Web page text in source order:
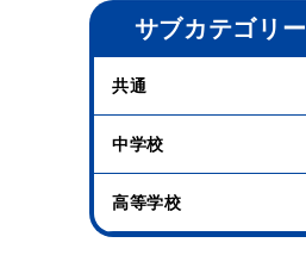
サブカテゴリー
共通
中学校
高等学校